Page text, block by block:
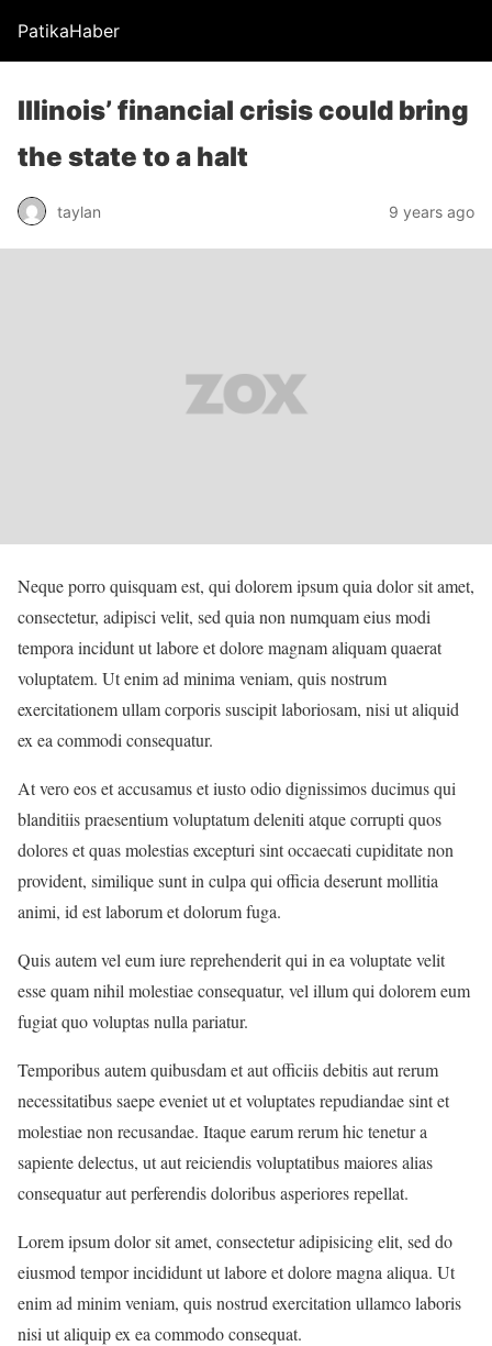
PatikaHaber
Illinois’ financial crisis could bring
the state to a halt
taylan 9 years ago
Neque porro quisquam est, qui dolorem ipsum quia dolor sit amet,
consectetur, adipisci velit, sed quia non numquam eius modi
tempora incidunt ut labore et dolore magnam aliquam quaerat
voluptatem. Ut enim ad minima veniam, quis nostrum
exercitationem ullam corporis suscipit laboriosam, nisi ut aliquid
ex ea commodi consequatur.
At vero eos et accusamus et iusto odio dignissimos ducimus qui
blanditiis praesentium voluptatum deleniti atque corrupti quos
dolores et quas molestias excepturi sint occaecati cupiditate non
provident, similique sunt in culpa qui officia deserunt mollitia
animi, id est laborum et dolorum fuga.
Quis autem vel eum iure reprehenderit qui in ea voluptate velit
esse quam nihil molestiae consequatur, vel illum qui dolorem eum
fugiat quo voluptas nulla pariatur.
Temporibus autem quibusdam et aut officiis debitis aut rerum
necessitatibus saepe eveniet ut et voluptates repudiandae sint et
molestiae non recusandae. Itaque earum rerum hic tenetur a
sapiente delectus, ut aut reiciendis voluptatibus maiores alias
consequatur aut perferendis doloribus asperiores repellat.
Lorem ipsum dolor sit amet, consectetur adipisicing elit, sed do
eiusmod tempor incididunt ut labore et dolore magna aliqua. Ut
enim ad minim veniam, quis nostrud exercitation ullamco laboris
nisi ut aliquip ex ea commodo consequat.